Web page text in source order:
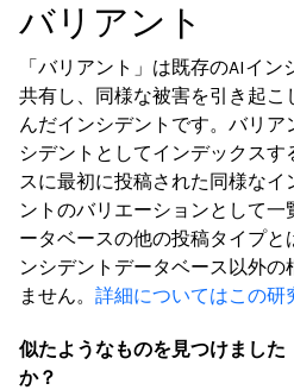
バリアント
「バリアント」は既存のAIイ
共有し、同様な被害を引き起
んだインシデントです。バリ
シデントとしてインデックス
スに最初に投稿された同様な
ントのバリエーションとして
ータベースの他の投稿タイプと
ンシデントデータベース以外
ません。 詳細についてはこの研
似たようなものを見つけました
か？